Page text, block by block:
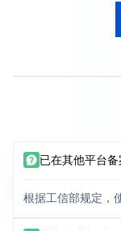
已在其他平台
根据工信部规定，